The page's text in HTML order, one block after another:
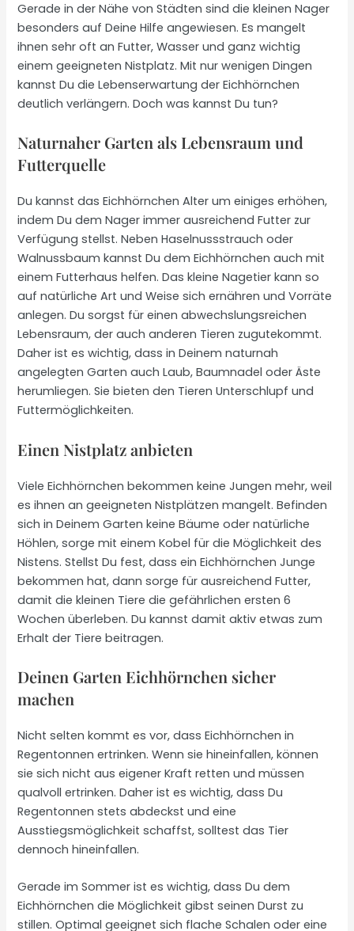
Gerade in der Nähe von Städten sind die kleinen Nager
besonders auf Deine Hilfe angewiesen. Es mangelt
ihnen sehr oft an Futter, Wasser und ganz wichtig
einem geeigneten Nistplatz. Mit nur wenigen Dingen
kannst Du die Lebenserwartung der Eichhörnchen
deutlich verlängern. Doch was kannst Du tun?
Naturnaher Garten als Lebensraum und
Futterquelle
Du kannst das Eichhörnchen Alter um einiges erhöhen,
indem Du dem Nager immer ausreichend Futter zur
Verfügung stellst. Neben Haselnussstrauch oder
Walnussbaum kannst Du dem Eichhörnchen auch mit
einem Futterhaus helfen. Das kleine Nagetier kann so
auf natürliche Art und Weise sich ernähren und Vorräte
anlegen. Du sorgst für einen abwechslungsreichen
Lebensraum, der auch anderen Tieren zugutekommt.
Daher ist es wichtig, dass in Deinem naturnah
angelegten Garten auch Laub, Baumnadel oder Äste
herumliegen. Sie bieten den Tieren Unterschlupf und
Futtermöglichkeiten.
Einen Nistplatz anbieten
Viele Eichhörnchen bekommen keine Jungen mehr, weil
es ihnen an geeigneten Nistplätzen mangelt. Befinden
sich in Deinem Garten keine Bäume oder natürliche
Höhlen, sorge mit einem Kobel für die Möglichkeit des
Nistens. Stellst Du fest, dass ein Eichhörnchen Junge
bekommen hat, dann sorge für ausreichend Futter,
damit die kleinen Tiere die gefährlichen ersten 6
Wochen überleben. Du kannst damit aktiv etwas zum
Erhalt der Tiere beitragen.
Deinen Garten Eichhörnchen sicher
machen
Nicht selten kommt es vor, dass Eichhörnchen in
Regentonnen ertrinken. Wenn sie hineinfallen, können
sie sich nicht aus eigener Kraft retten und müssen
qualvoll ertrinken. Daher ist es wichtig, dass Du
Regentonnen stets abdeckst und eine
Ausstiegsmöglichkeit schaffst, solltest das Tier
dennoch hineinfallen.
Gerade im Sommer ist es wichtig, dass Du dem
Eichhörnchen die Möglichkeit gibst seinen Durst zu
stillen. Optimal geeignet sich flache Schalen oder eine